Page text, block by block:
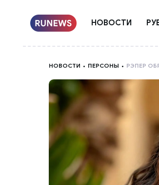
НОВОСТИ
НОВОСТИ ПЕРСОНЫ РЭПЕР